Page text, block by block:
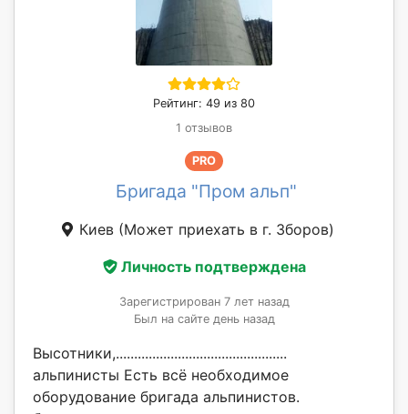
Рейтинг: 49 из 80
1 отзывов
PRO
Бригада "Пром альп"
Киев (Может приехать в г. Зборов)
Личность подтверждена
Зарегистрирован 7 лет назад
Был на сайте день назад
Высотники,...............................................
альпинисты Есть всё необходимое
оборудование бригада альпинистов.